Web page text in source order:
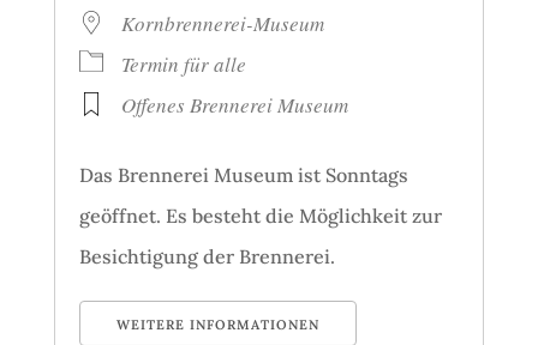
Kornbrennerei-Museum
Termin für alle
Offenes Brennerei Museum
Das Brennerei Museum ist Sonntags
geöffnet. Es besteht die Möglichkeit zur
Besichtigung der Brennerei.
WEITERE INFORMATIONEN